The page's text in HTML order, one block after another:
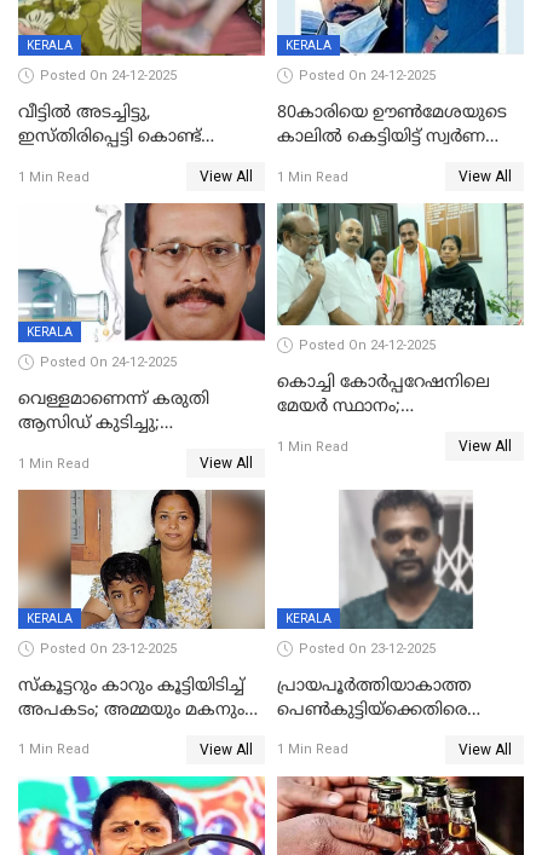
KERALA
Posted On 24-12-2025
വീട്ടിൽ അടച്ചിട്ടു,
ഇസ്തിരിപ്പെട്ടി കൊണ്ട്
ഗർഭിണിയായ യുവതിക്ക് ക്രൂര
1 Min Read View All
KERALA
Posted On 24-12-2025
80കാരിയെ ഊൺമേശയുടെ
കാലിൽ കെട്ടിയിട്ട് സ്വർണവും
കൊച്ചുമകനും സുഹൃത്തും
അറസ്റ്റിൽ
1 Min Read View All
KERALA
Posted On 24-12-2025
വെള്ളമാണെന്ന് കരുതി
ആസിഡ് കുടിച്ചു;
മരിച്ചു
1 Min Read View All
Posted On 24-12-2025
കൊച്ചി കോര്‍പ്പറേഷനിലെ
മേയര്‍ സ്ഥാനം;
രൂക്ഷം
1 Min Read View All
KERALA
Posted On 23-12-2025
സ്കൂട്ടറും കാറും കൂട്ടിയിടിച്ച്
അപകടം; അമ്മയും മകനും
ഗുരുതരാവസ്ഥയിൽ
1 Min Read View All
KERALA
Posted On 23-12-2025
പ്രായപൂർത്തിയാകാത്ത
പെൺകുട്ടിയ്ക്കെതിരെ
59 വർഷം തടവും 90,൦൦൦ രൂപ
പിഴയും ശിക്ഷ
1 Min Read View All